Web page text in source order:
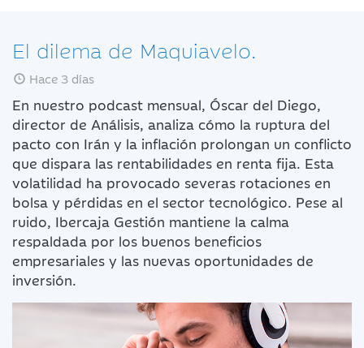
El dilema de Maquiavelo.
Hace 3 días
En nuestro podcast mensual, Óscar del Diego,
director de Análisis, analiza cómo la ruptura del
pacto con Irán y la inflación prolongan un conflicto
que dispara las rentabilidades en renta fija. Esta
volatilidad ha provocado severas rotaciones en
bolsa y pérdidas en el sector tecnológico. Pese al
ruido, Ibercaja Gestión mantiene la calma
respaldada por los buenos beneficios
empresariales y las nuevas oportunidades de
inversión.